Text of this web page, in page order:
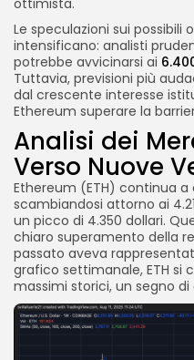
ottimista.
Le speculazioni sui possibili
intensificano: analisti
potrebbe avvicinarsi ai
Tuttavia, previsioni più
dal crescente interesse
Ethereum superare la
Analisi dei
Verso Nuove
Ethereum (ETH) continua
scambiandosi attorno ai
un picco di 4.350 dollari.
chiaro superamento della
passato aveva
grafico settimanale, ETH si
massimi storici, un segno